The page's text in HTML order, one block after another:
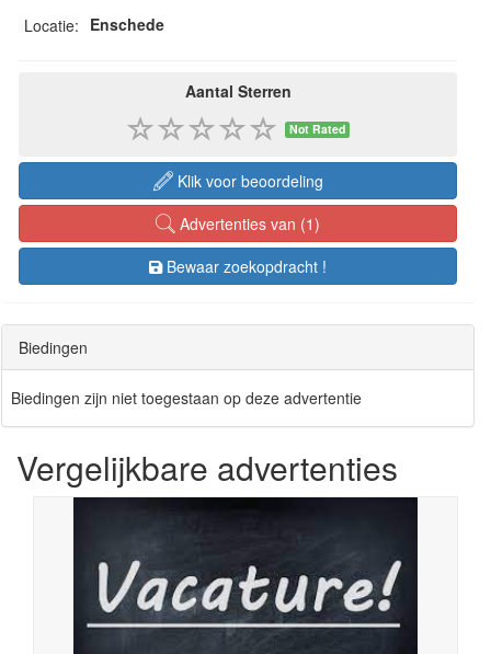
Locatie: Enschede
Aantal Sterren
Not Rated
Klik voor beoordeling
Advertenties van (1)
Bewaar zoekopdracht !
Biedingen
Biedingen zijn niet toegestaan op deze advertentie
Vergelijkbare advertenties